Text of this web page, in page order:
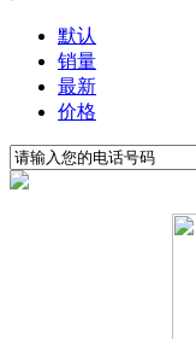
默认
销量
最新
价格